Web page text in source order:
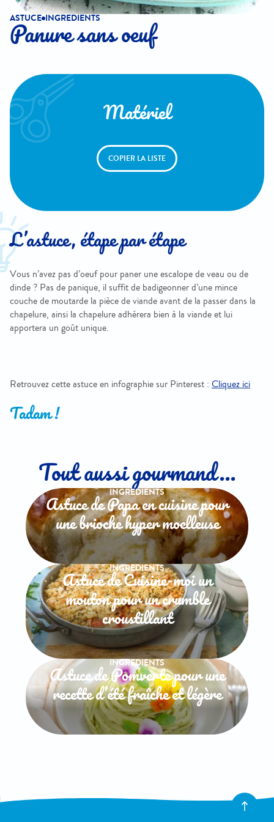
ASTUCE INGREDIENTS
Panure sans oeuf
Matériel
COPIER LA LISTE
L’astuce, étape par étape
Vous n’avez pas d’oeuf pour paner une escalope de veau ou de
dinde ? Pas de panique, il suffit de badigeonner d’une mince
couche de moutarde la pièce de viande avant de la passer dans la
chapelure, ainsi la chapelure adhérera bien à la viande et lui
apportera un goût unique.
Retrouvez cetteastuceen infographie sur Pinterest : Cliquez ici
Tadam !
Tout aussi gourmand...
INGREDIENTS
Astuce de Papa en cuisine pour
une brioche hyper moelleuse
INGREDIENTS
Astuce de Cuisine-moi un
mouton pour un crumble
croustillant
INGREDIENTS
Astuce de Pomverte pour une
recette d’été fraîche et légère